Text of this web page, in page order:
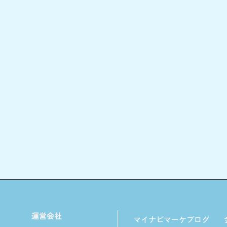
マイナビマーケブログ